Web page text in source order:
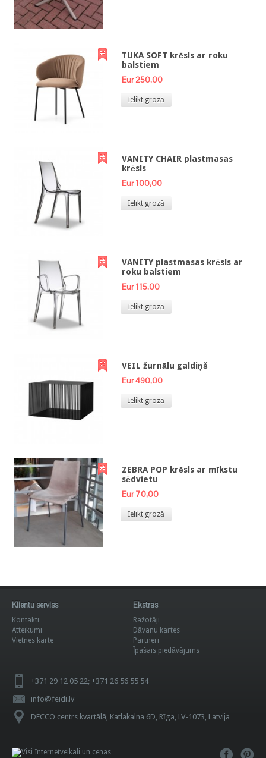
TUKA SOFT krēsls ar roku
balstiem
Eur 250,00
Ielikt grozā
VANITY CHAIR plastmasas
krēsls
Eur 100,00
Ielikt grozā
VANITY plastmasas krēsls ar
roku balstiem
Eur 115,00
Ielikt grozā
VEIL žurnālu galdiņš
Eur 490,00
Ielikt grozā
ZEBRA POP krēsls ar mīkstu
sēdvietu
Eur 70,00
Ielikt grozā
Klientu serviss
Kontakti
Atteikumi
Vietnes karte
Ekstras
Ražotāji
Dāvanu kartes
Partneri
Īpašais piedāvājums
+371 29 12 05 22; +371 26 56 55 54
info@feidi.lv
DECCO centrs kvartālā, Katlakalna 6D, Rīga, LV-1073, Latvija